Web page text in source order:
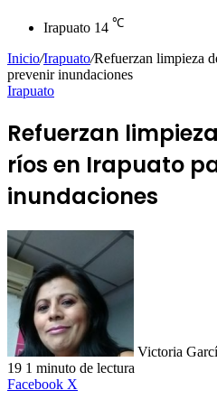
Irapuato 14 ℃
Inicio/Irapuato/Refuerzan limpieza
prevenir inundaciones
Irapuato
Refuerzan
ríos en Irapuato
inundaciones
Victoria
19 1 minuto de lectura
Facebook X